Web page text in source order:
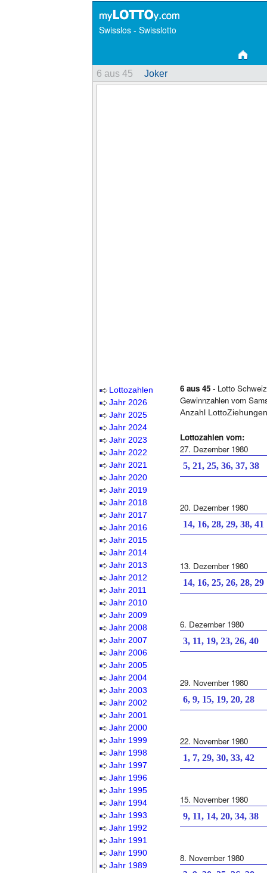
Swisslos - Swisslotto
6 aus 45 Joker
Lottozahlen
Jahr 2026
Jahr 2025
Jahr 2024
Jahr 2023
Jahr 2022
Jahr 2021
Jahr 2020
Jahr 2019
Jahr 2018
Jahr 2017
Jahr 2016
Jahr 2015
Jahr 2014
Jahr 2013
Jahr 2012
Jahr 2011
Jahr 2010
Jahr 2009
Jahr 2008
Jahr 2007
Jahr 2006
Jahr 2005
Jahr 2004
Jahr 2003
Jahr 2002
Jahr 2001
Jahr 2000
Jahr 1999
Jahr 1998
Jahr 1997
Jahr 1996
Jahr 1995
Jahr 1994
Jahr 1993
Jahr 1992
Jahr 1991
Jahr 1990
Jahr 1989
6 aus 45 - Lotto
Gewinnzahlen vom
Anzahl
Lottozahlen vom:
27. Dezember 1980
5, 21, 25, 36, 37, 38
20. Dezember 1980
14, 16, 28, 29, 38, 41
13. Dezember 1980
14, 16, 25, 26, 28, 29
6. Dezember 1980
3, 11, 19, 23, 26, 40
29. November 1980
6, 9, 15, 19, 20, 28
22. November 1980
1, 7, 29, 30, 33, 42
15. November 1980
9, 11, 14, 20, 34, 38
8. November 1980